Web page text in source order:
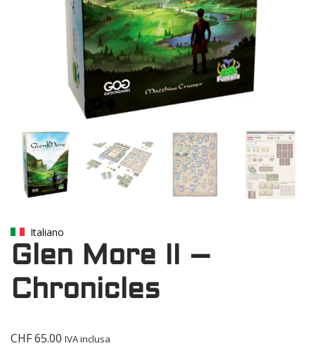
Italiano
Glen More II –
Chronicles
CHF65.00 IVA inclusa